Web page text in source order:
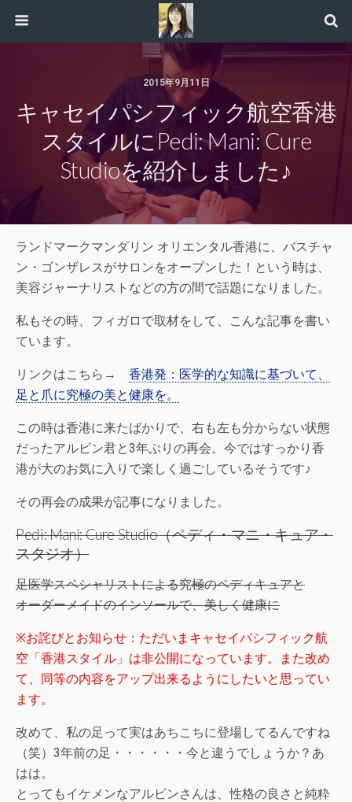
2015年9月11日
キャセイパシフィック航空香港
スタイルにPedi: Mani: Cure
Studioを紹介しました♪
ランドマークマンダリン オリエンタル香港に、バスチャ
ン・ゴンザレスがサロンをオープンした！という時は、
美容ジャーナリストなどの方の間で話題になりました。
私もその時、フィガロで取材をして、こんな記事を書い
ています。
リンクはこちら→ 香港発：医学的な知識に基づいて、
足と爪に究極の美と健康を。
この時は香港に来たばかりで、右も左も分からない状態
だったアルビン君と3年ぶりの再会。今ではすっかり香
港が大のお気に入りで楽しく過ごしているそうです♪
その再会の成果が記事になりました。
Pedi: Mani: Cure Studio（ペディ・マニ・キュア・
スタジオ）
足医学スペシャリストによる究極のペディキュアと
オーダーメイドのインソールで、美しく健康に
※お詫びとお知らせ：ただいまキャセイパシフィック航
空「香港スタイル」は非公開になっています。また改め
て、同等の内容をアップ出来るようにしたいと思ってい
ます。
改めて、私の足って実はあちこちに登場してるんですね
（笑）3年前の足・・・・・・今と違うでしょうか？あ
はは。
とってもイケメンなアルビンさんは、性格の良さと純粋